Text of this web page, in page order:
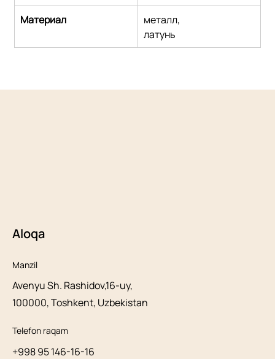
Материал
металл,
латунь
Aloqa
Manzil
Avenyu Sh. Rashidov,16-uy,
100000, Toshkent, Uzbekistan
Telefon raqam
+998 95 146-16-16